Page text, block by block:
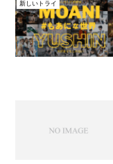
新しいトライ